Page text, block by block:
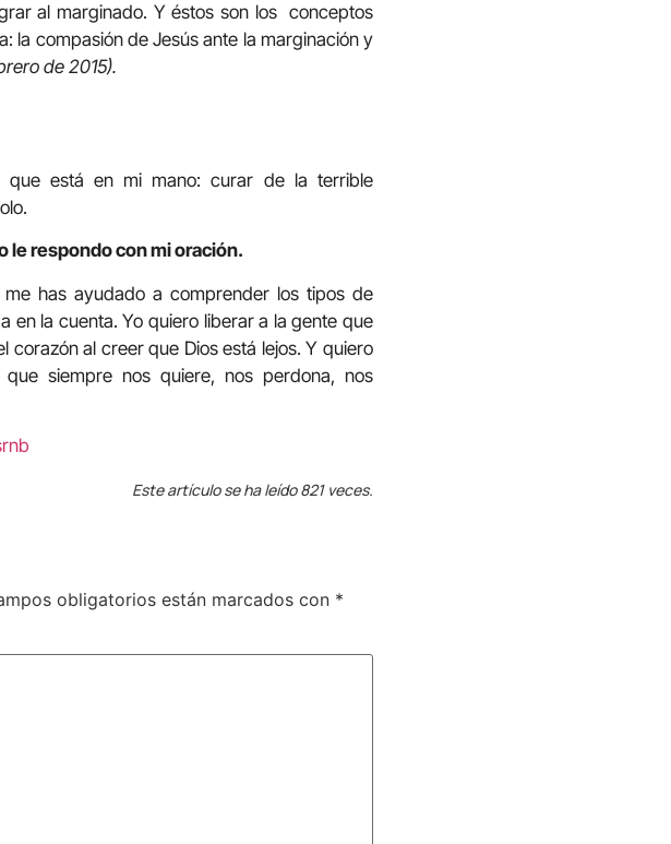
al marginado. Y éstos son los conceptos
la compasión de Jesús ante la marginación y
de 2015).
está en mi mano: curar de la terrible
le respondo con mi oración.
has ayudado a comprender los tipos de
en la cuenta. Yo quiero liberar a la gente que
corazón al creer que Dios está lejos. Y quiero
siempre nos quiere, nos perdona, nos
Este artículo se ha leído 821 veces.
obligatorios están marcados con *